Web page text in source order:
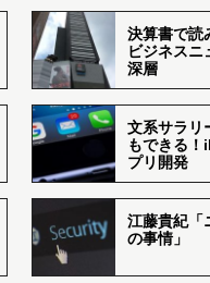
決算書で読
ビジネスニ
深層
文系サラリ
もできる
プリ開発
江藤貴紀「
の事情」